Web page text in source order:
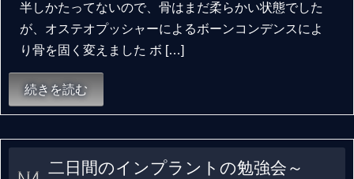
半しかたってないので、骨はまだ柔らかい状態でした
が、オステオプッシャーによるボーンコンデンスによ
り骨を固く変えました ボ […]
続きを読む
二日間のインプラントの勉強会～